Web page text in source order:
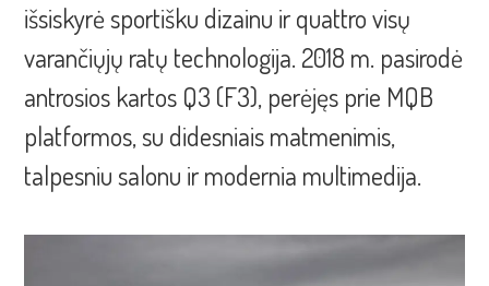
išsiskyrė sportišku dizainu ir quattro visų
varančiųjų ratų technologija. 2018 m. pasirodė
antrosios kartos Q3 (F3), perėjęs prie MQB
platformos, su didesniais matmenimis,
talpesniu salonu ir modernia multimedija.